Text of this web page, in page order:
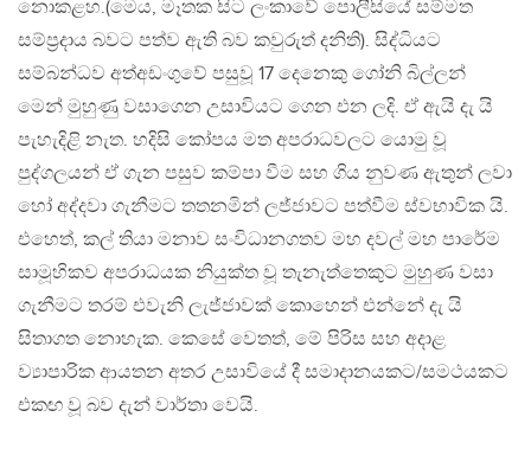
නොකළහ.(මෙය, මෑතක සිට ලංකාවේ පොලීසියේ සම්මත
සම්ප‍්‍රදාය බවට පත්ව ඇති බව කවුරුත් දනිති). සිද්ධියට
සම්බන්ධව අත්අඩංගුවේ පසුවූ 17 දෙනෙකු ගෝනි බිල්ලන්
මෙන් මුහුණු වසාගෙන උසාවියට ගෙන එන ලදි. ඒ ඇයි දැ යි
පැහැදිළි නැත. හදිසි කෝපය මත අපරාධවලට යොමු වූ
පුද්ගලයන් ඒ ගැන පසුව කම්පා වීම සහ ගිය නුවණ ඇතුන් ලවා
හෝ අද්දවා ගැනීමට තතනමින් ලජ්ජාවට පත්වීම ස්වභාවික යි.
එහෙත්, කල් තියා මනාව සංවිධානගතව මහ දවල් මහ පාරේම
සාමූහිකව අපරාධයක නියුක්ත වූ තැනැත්තෙකුට මුහුණ වසා
ගැනීමට තරම් එවැනි ලැජ්ජාවක් කොහෙන් එන්නේ දැ යි
සිතාගත නොහැක. කෙසේ වෙතත්, මේ පිරිස සහ අදාළ
ව්‍යාපාරික ආයතන අතර උසාවියේ දී සමාදානයකට/සමථයකට
එකඟ වූ බව දැන් වාර්තා වෙයි.